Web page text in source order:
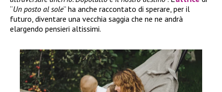
“Un posto al sole” ha anche raccontato di sperare, per il
futuro, diventare una vecchia saggia che ne ne andrà
elargendo pensieri altissimi.